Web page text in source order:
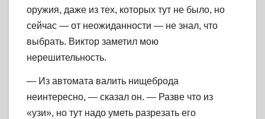
оружия, даже из тех, которых тут не было, но
сейчас — от неожиданности — не знал, что
выбрать. Виктор заметил мою
нерешительность.
— Из автомата валить нищеброда
неинтересно, — сказал он. — Разве что из
«узи», но тут надо уметь разрезать его